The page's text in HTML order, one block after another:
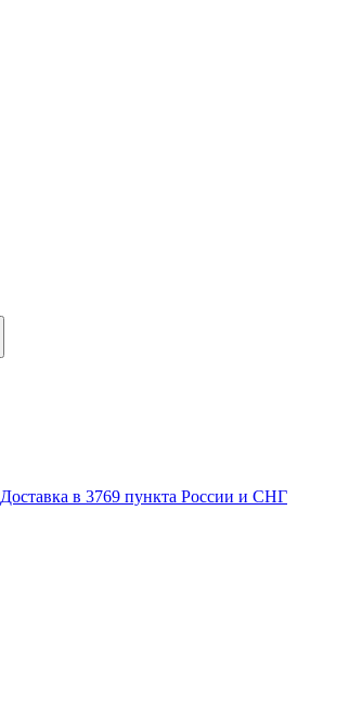
Доставка в 3769 пункта России и СНГ